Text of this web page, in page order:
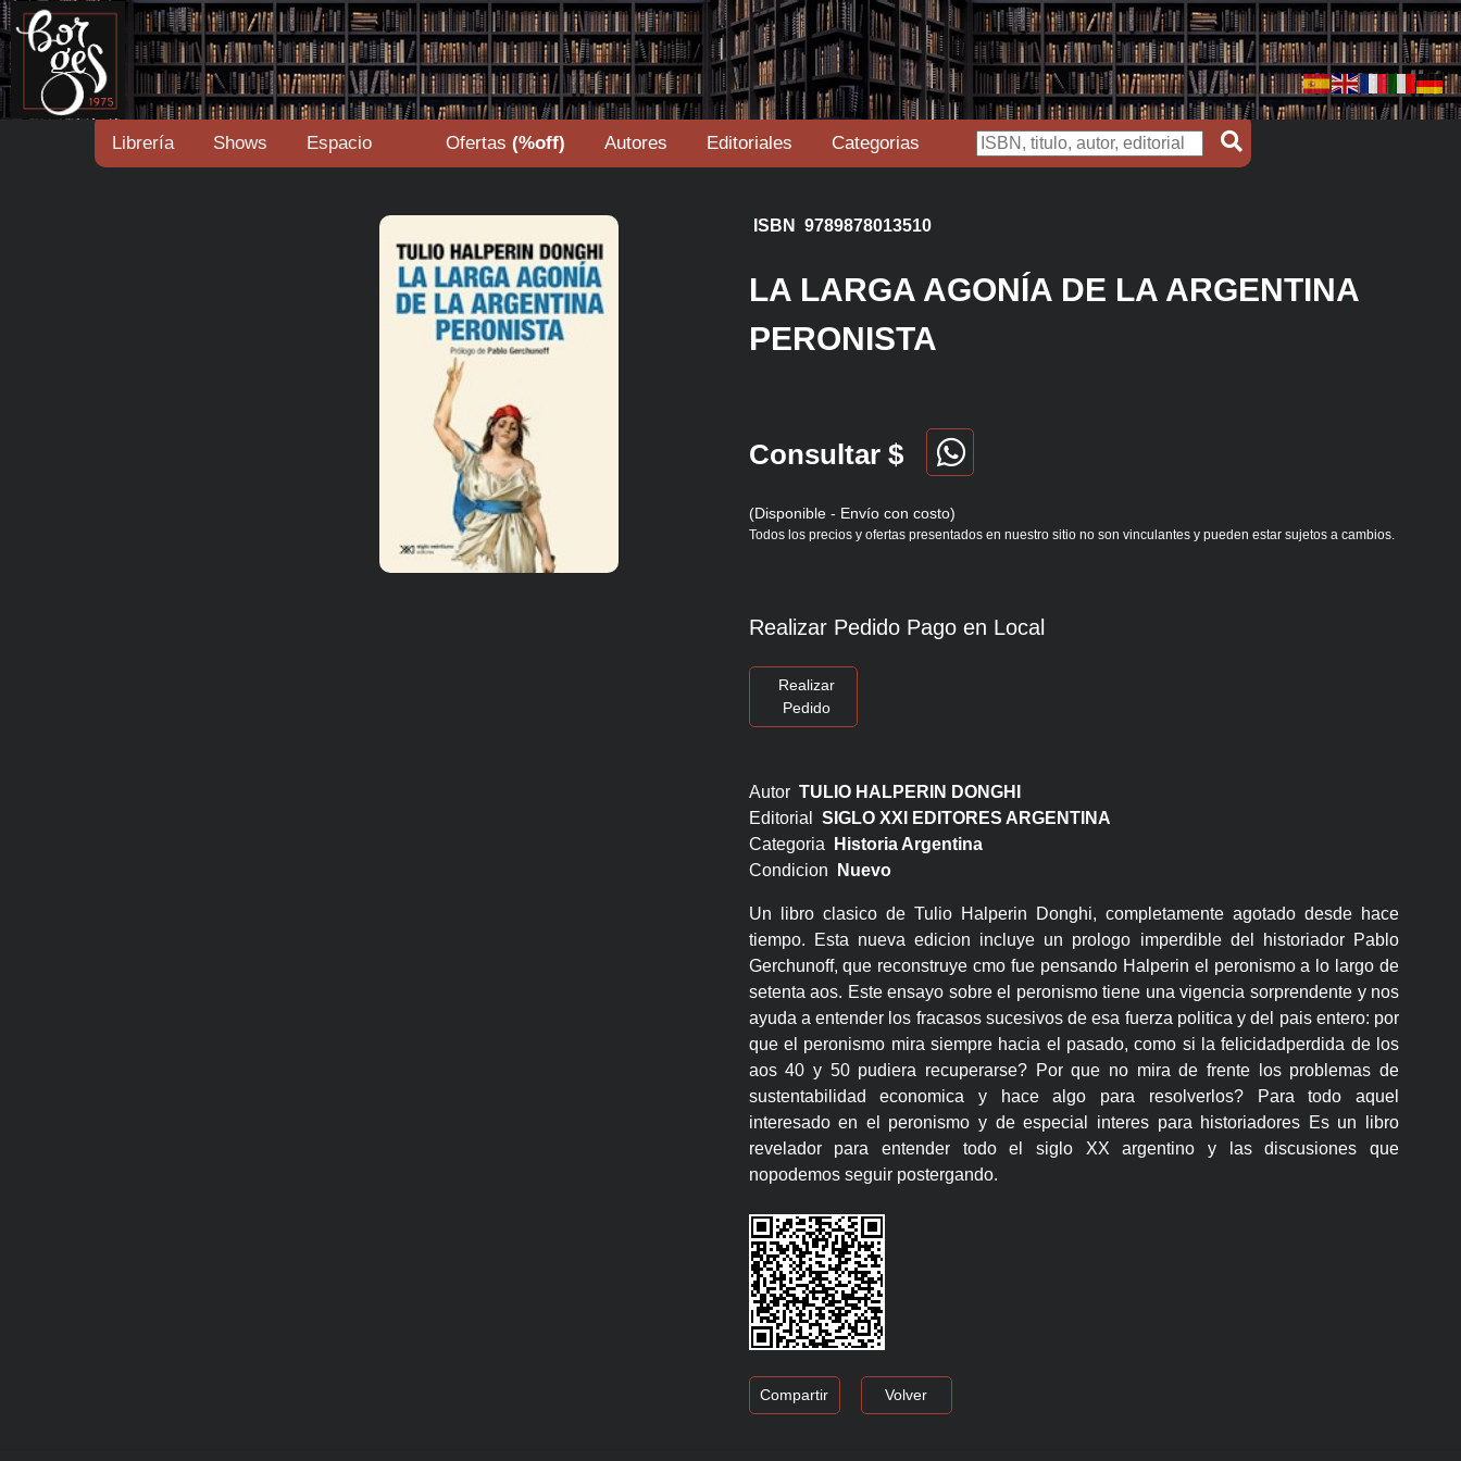
Librería Shows Espacio Ofertas (%off) Autores Editoriales Categorias
ISBN 9789878013510
LA LARGA AGONÍA DE LA ARGENTINA
PERONISTA
Consultar $
(Disponible - Envío con costo)
Todos los precios y ofertas presentados en nuestro sitio no son vinculantes y pueden estar sujetos a cambios.
Realizar Pedido Pago en Local
Realizar
Pedido
Autor TULIO HALPERIN DONGHI
Editorial SIGLO XXI EDITORES ARGENTINA
Categoria
Historia Argentina
Condicion
Nuevo
Un libro clasico de Tulio Halperin Donghi, completamente agotado desde hace
tiempo. Esta nueva edicion incluye un prologo imperdible del historiador Pablo
Gerchunoff, que reconstruye cmo fue pensando Halperin el peronismo a lo largo de
setenta aos. Este ensayo sobre el peronismo tiene una vigencia sorprendente y nos
ayuda a entender los fracasos sucesivos de esa fuerza politica y del pais entero: por
que el peronismo mira siempre hacia el pasado, como si la felicidadperdida de los
aos 40 y 50 pudiera recuperarse? Por que no mira de frente los problemas de
sustentabilidad economica y hace algo para resolverlos? Para todo aquel
interesado en el peronismo y de especial interes para historiadores Es un libro
revelador para entender todo el siglo XX argentino y las discusiones que
nopodemos seguir postergando.
Compartir Volver